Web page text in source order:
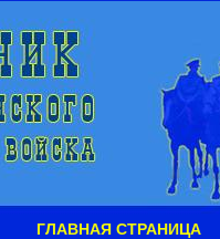
ГЛАВНАЯ СТРАНИЦА